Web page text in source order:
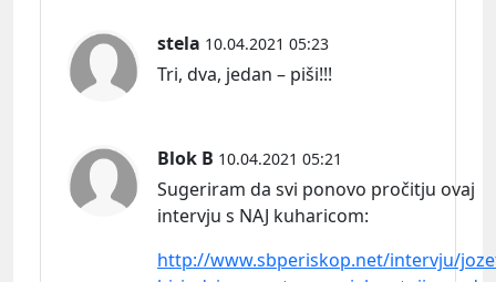
stela 10.04.2021 05:23
Tri, dva, jedan – piši!!!
Blok B 10.04.2021 05:21
Sugeriram da svi ponovo pročitju ovaj
intervju s NAJ kuharicom:
http://www.sbperiskop.net/intervju/